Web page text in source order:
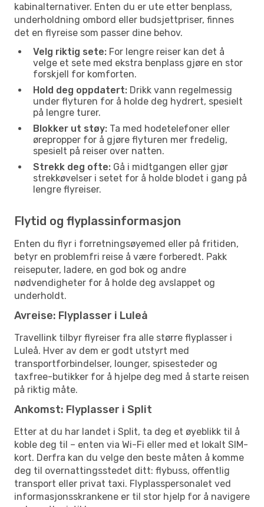
kabinalternativer. Enten du er ute etter benplass,
underholdning ombord eller budsjettpriser, finnes
det en flyreise som passer dine behov.
Velg riktig sete: For lengre reiser kan det å
velge et sete med ekstra benplass gjøre en stor
forskjell for komforten.
Hold deg oppdatert: Drikk vann regelmessig
under flyturen for å holde deg hydrert, spesielt
på lengre turer.
Blokker ut støy: Ta med hodetelefoner eller
ørepropper for å gjøre flyturen mer fredelig,
spesielt på reiser over natten.
Strekk deg ofte: Gå i midtgangen eller gjør
strekkøvelser i setet for å holde blodet i gang på
lengre flyreiser.
Flytid og flyplassinformasjon
Enten du flyr i forretningsøyemed eller på fritiden,
betyr en problemfri reise å være forberedt. Pakk
reiseputer, ladere, en god bok og andre
nødvendigheter for å holde deg avslappet og
underholdt.
Avreise: Flyplasser i Luleå
Travellink tilbyr flyreiser fra alle større flyplasser i
Luleå. Hver av dem er godt utstyrt med
transportforbindelser, lounger, spisesteder og
taxfree-butikker for å hjelpe deg med å starte reisen
på riktig måte.
Ankomst: Flyplasser i Split
Etter at du har landet i Split, ta deg et øyeblikk til å
koble deg til – enten via Wi-Fi eller med et lokalt SIM-
kort. Derfra kan du velge den beste måten å komme
deg til overnattingsstedet ditt: flybuss, offentlig
transport eller privat taxi. Flyplasspersonalet ved
informasjonsskrankene er til stor hjelp for å navigere